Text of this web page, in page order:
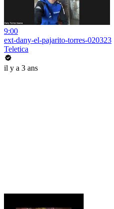
9:00
ext-dany-el-pajarito-torres-020323
Teletica
il y a 3 ans